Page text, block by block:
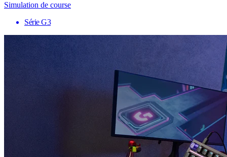
Simulation de course
Série G3